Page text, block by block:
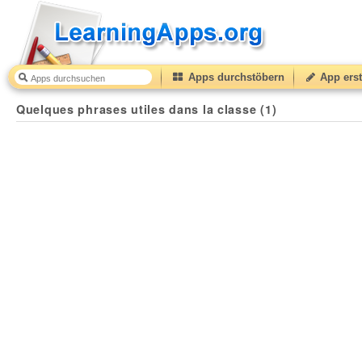
Apps durchstöbern App
Quelques phrases utiles dans la classe (1)